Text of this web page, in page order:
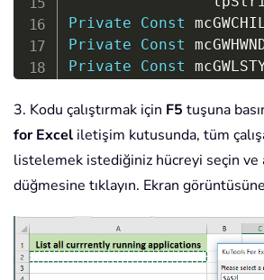
Private
Const
Private
Const
Private
Const
Private Const
Sub ListName
Dim xStr As
String
Dim xStrLen As
Dim xHandle As
Dim xHandleStr As
3. Kodu çalıştırmak için F5 tuşuna
for Excel iletişim kutusunda, tüm
listelemek istediğiniz hücreyi seçin ve
düğmesine tıklayın. Ekran